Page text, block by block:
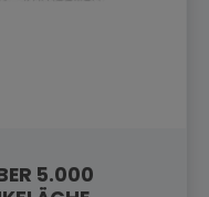
5.000